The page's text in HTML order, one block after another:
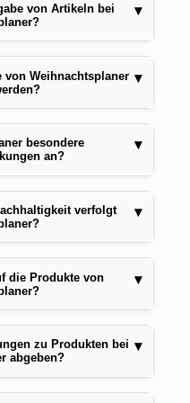
von Artikeln bei
▾
von Weihnachtsplaner ▾
besondere
an?
▾
verfolgt
▾
die Produkte von
▾
zu Produkten bei
abgeben?
▾